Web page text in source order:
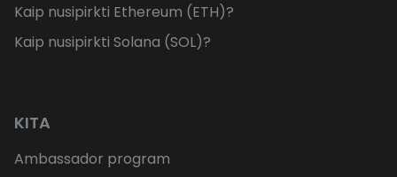
Kaip nusipirkti Ethereum (ETH)?
Kaip nusipirkti Solana (SOL)?
KITA
Ambassador program